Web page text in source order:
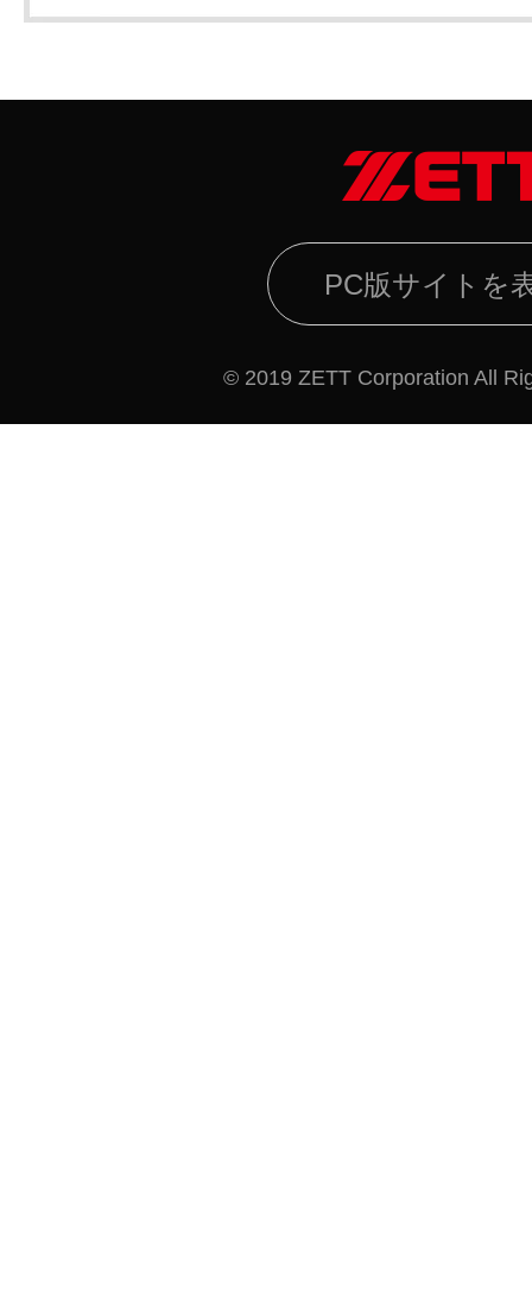
PC版サイトを
© 2019 ZETT Corporation All